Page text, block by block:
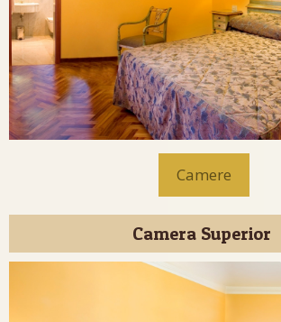
Camere
Camera Superior